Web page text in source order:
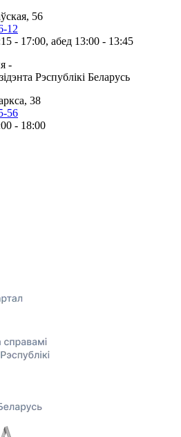
56
12
- 17:00, абед 13:00 - 13:45
-
Рэспублікі Беларусь
38
56
- 18:00